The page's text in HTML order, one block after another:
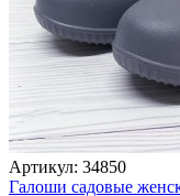
Артикул: 34850
Галоши садовые